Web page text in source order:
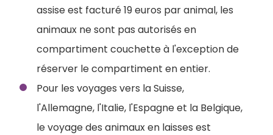
assise est facturé 19 euros par animal, les
animaux ne sont pas autorisés en
compartiment couchette à l'exception de
réserver le compartiment en entier.
Pour les voyages vers la Suisse,
l'Allemagne, l'Italie, l'Espagne et la Belgique,
le voyage des animaux en laisses est